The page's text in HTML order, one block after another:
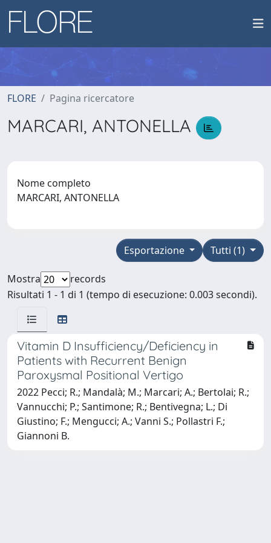
FLORE Pagina ricercatore
MARCARI, ANTONELLA
Nome completo
MARCARI, ANTONELLA
Tutti (1)
Esportazione
Mostra
records
Risultati 1 - 1 di 1 (tempo di esecuzione: 0.003 secondi).
Vitamin D Insufficiency/Deficiency in
Patients with Recurrent Benign
Paroxysmal Positional Vertigo
2022 Pecci; R.; Mandalà; M.; Marcari; A.; Bertolai; R.;
Vannucchi; P.; Santimone; R.; Bentivegna; L.; Di
Giustino; F.; Mengucci; A.; Vanni S.; Pollastri F.;
Giannoni B.